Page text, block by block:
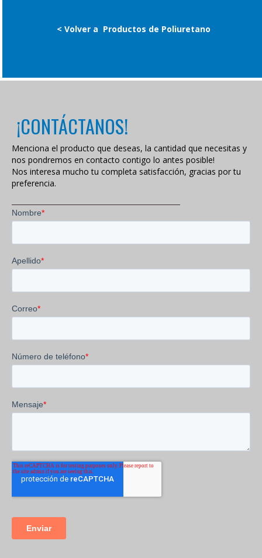
< Volver a Productos de Poliuretano
¡CONTÁCTANOS!
Menciona el producto que deseas, la cantidad que necesitas y
nos pondremos en contacto contigo lo antes posible!
Nos interesa mucho tu completa satisfacción, gracias por tu
preferencia.